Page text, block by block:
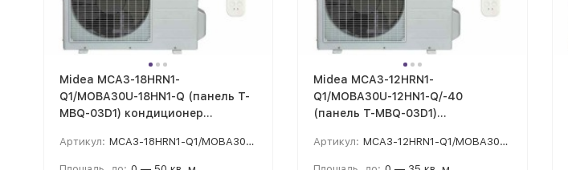
Midea MCA3-18HRN1-
Q1/MOBA30U-18HN1-Q (панель T-
MBQ-03D1) кондиционер
Артикул: MCA3-18HRN1-Q1/MOBA30U-18HN1-Q
Midea MCA3-12HRN1-
Q1/MOBA30U-12HN1-Q/-40
(панель T-MBQ-03D1)
Артикул: MCA3-12HRN1-Q1/MOBA30U-12HN1-Q/-40